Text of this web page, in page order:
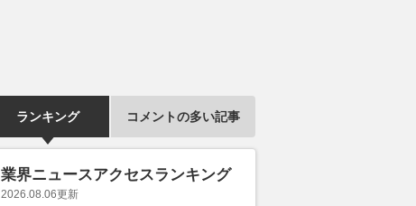
ランキング コメントの多い記事
業界ニュースアクセスランキング
2026.08.06更新